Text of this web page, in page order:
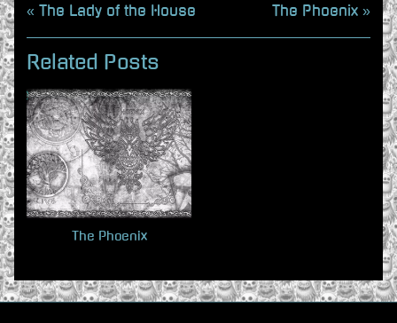
Beitragsnavigation
P
r
e
i
o
u
s
P
t
:
The Lady of the House
N
e
The Phoenix
Related Posts
The Phoenix